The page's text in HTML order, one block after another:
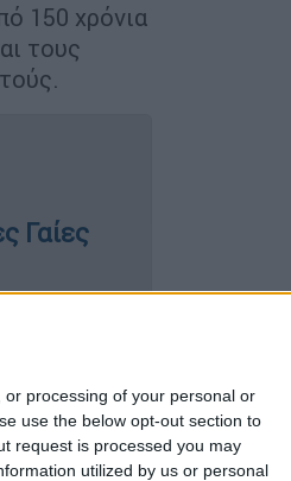
processing of your personal or
use the below opt-out section to
request is processed you may
utilized by us or personal
150 χρόνια
τους
Γαίες